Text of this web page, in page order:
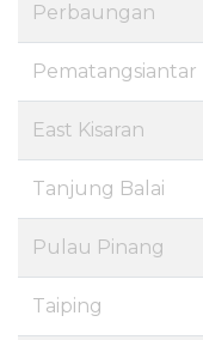
Perbaungan
Pematangsiantar
East Kisaran
Tanjung Balai
Pulau Pinang
Taiping